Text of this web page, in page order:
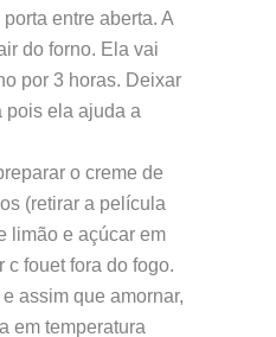
entre aberta. A
do forno. Ela vai
por 3 horas. Deixar
pois ela ajuda a
o creme de
(retirar a película
limão e açúcar em
c fouet fora do fogo.
assim que amornar,
em temperatura